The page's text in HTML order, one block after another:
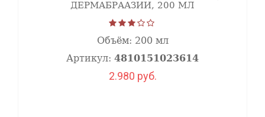
ДЕРМАБРААЗИИ, 200 МЛ
Объём: 200 мл
Артикул: 4810151023614
2.980 руб.